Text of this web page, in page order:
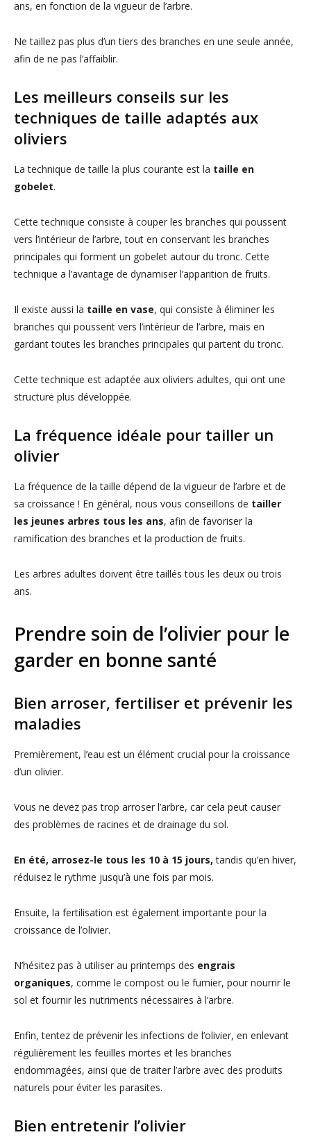
ans, en fonction de la vigueur de l’arbre.
Ne taillez pas plus d’un tiers des branches en une seule année,
afin de ne pas l’affaiblir.
Les meilleurs conseils sur les
techniques de taille adaptés aux
oliviers
La technique de taille la plus courante est la taille en
gobelet.
Cette technique consiste à couper les branches qui poussent
vers l’intérieur de l’arbre, tout en conservant les branches
principales qui forment un gobelet autour du tronc. Cette
technique a l’avantage de dynamiser l’apparition de fruits.
Il existe aussi la taille en vase, qui consiste à éliminer les
branches qui poussent vers l’intérieur de l’arbre, mais en
gardant toutes les branches principales qui partent du tronc.
Cette technique est adaptée aux oliviers adultes, qui ont une
structure plus développée.
La fréquence idéale pour tailler un
olivier
La fréquence de la taille dépend de la vigueur de l’arbre et de
sa croissance ! En général, nous vous conseillons de tailler
les jeunes arbres tous les ans, afin de favoriser la
ramification des branches et la production de fruits.
Les arbres adultes doivent être taillés tous les deux ou trois
ans.
Prendre soin de l’olivier pour le
garder en bonne santé
Bien arroser, fertiliser et prévenir les
maladies
Premièrement, l’eau est un élément crucial pour la croissance
d’un olivier.
Vous ne devez pas trop arroser l’arbre, car cela peut causer
des problèmes de racines et de drainage du sol.
En été, arrosez-le tous les 10 à 15 jours, tandis qu’en hiver,
réduisez le rythme jusqu’à une fois par mois.
Ensuite, la fertilisation est également importante pour la
croissance de l’olivier.
N’hésitez pas à utiliser au printemps des engrais
organiques, comme le compost ou le fumier, pour nourrir le
sol et fournir les nutriments nécessaires à l’arbre.
Enfin, tentez de prévenir les infections de l’olivier, en enlevant
régulièrement les feuilles mortes et les branches
endommagées, ainsi que de traiter l’arbre avec des produits
naturels pour éviter les parasites.
Bien entretenir l’olivier